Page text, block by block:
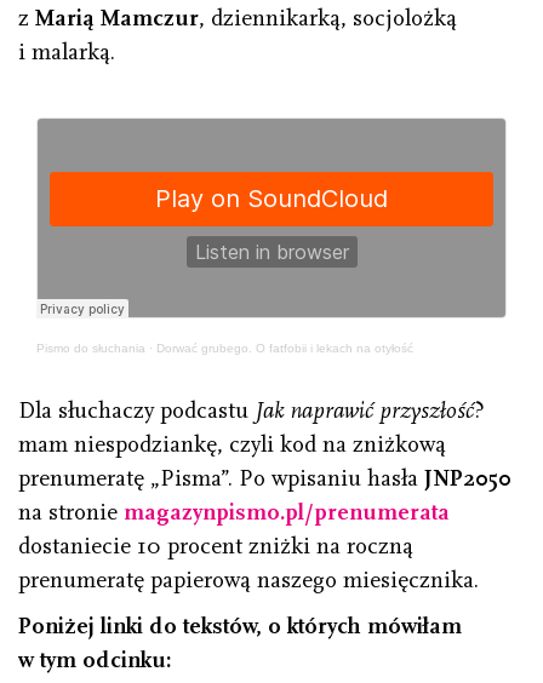
z Marią Mamczur, dziennikarką, socjolożką
i malarką.
Pismo do słuchania · Dorwać grubego. O fatfobii i lekach na otyłość
Dla słuchaczy podcastu Jak naprawić przyszłość?
mam niespodziankę, czyli kod na zniżkową
prenumeratę „Pisma”. Po wpisaniu hasła JNP2050
na stronie magazynpismo.pl/prenumerata
dostaniecie 10 procent zniżki na roczną
prenumeratę papierową naszego miesięcznika.
Poniżej linki do tekstów, o których mówiłam
w tym odcinku: